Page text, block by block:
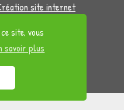
site, vous
savoir plus
site internet